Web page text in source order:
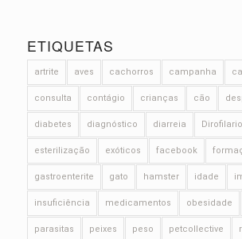
ETIQUETAS
artrite aves cachorros campanha
consulta contágio crianças cão
diabetes diagnóstico diarreia
esterilização exóticos facebook
gastroenterite gato hamster idade
insuficiência medicamentos obesidade
parasitas peixes peso petcollective